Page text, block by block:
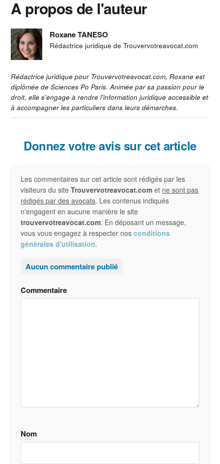
A propos de l'auteur
Roxane TANESO
Rédactrice juridique de Trouvervotreavocat.com
Rédactrice juridique pour Trouvervotreavocat.com, Roxane est
diplômée de Sciences Po Paris. Animée par sa passion pour le
droit, elle s'engage à rendre l'information juridique accessible et
à accompagner les particuliers dans leurs démarches.
Interactions
lecteur
Donnez votre avis sur cet article
Les commentaires sur cet article sont rédigés par les
visiteurs du siteTrouvervotreavocat.com et ne sont pas
rédigés par des avocats. Les contenus indiqués
n'engagent en aucune manière le site
trouvervotreavocat.com. En déposant un message,
vous vous engagez à respecter nosconditions
générales d'utilisation.
Aucun commentaire publié
Commentaire
Nom